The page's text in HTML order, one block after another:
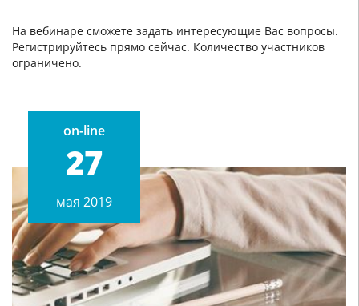
На вебинаре сможете задать интересующие Вас вопросы.
Регистрируйтесь прямо сейчас. Количество участников
ограничено.
on-line
27
мая 2019